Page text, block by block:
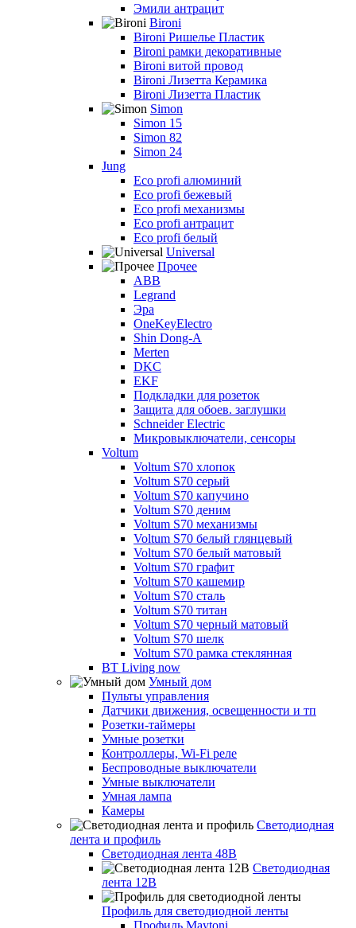
Эмили антрацит
Bironi
Bironi Ришелье Пластик
Bironi рамки декоративные
Bironi витой провод
Bironi Лизетта Керамика
Bironi Лизетта Пластик
Simon
Simon 15
Simon 82
Simon 24
Jung
Eco profi алюминий
Eco profi бежевый
Eco profi механизмы
Eco profi антрацит
Eco profi белый
Universal
Прочее
ABB
Legrand
Эра
OneKeyElectro
Shin Dong-A
Merten
DKC
EKF
Подкладки для розеток
Защита для обоев. заглушки
Schneider Electric
Микровыключатели, сенсоры
Voltum
Voltum S70 хлопок
Voltum S70 серый
Voltum S70 капучино
Voltum S70 деним
Voltum S70 механизмы
Voltum S70 белый глянцевый
Voltum S70 белый матовый
Voltum S70 графит
Voltum S70 кашемир
Voltum S70 сталь
Voltum S70 титан
Voltum S70 черный матовый
Voltum S70 шелк
Voltum S70 рамка стеклянная
BT Living now
Умный дом
Пульты управления
Датчики движения, освещенности и тп
Розетки-таймеры
Умные розетки
Контроллеры, Wi-Fi реле
Беспроводные выключатели
Умные выключатели
Умная лампа
Камеры
Светодиодная
лента и профиль
Светодиодная лента 48В
Светодиодная
лента 12В
Профиль для светодиодной ленты
Профиль Maytoni